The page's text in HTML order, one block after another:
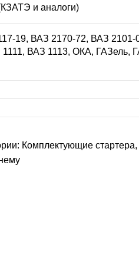
и аналоги)
19, ВАЗ 2170-72, ВАЗ 2101-
ВАЗ 1113, ОКА, ГАЗель,
Комплектующие стартера,